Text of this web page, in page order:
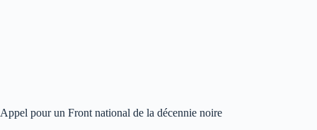
Appel pour un Front national de la décennie noire